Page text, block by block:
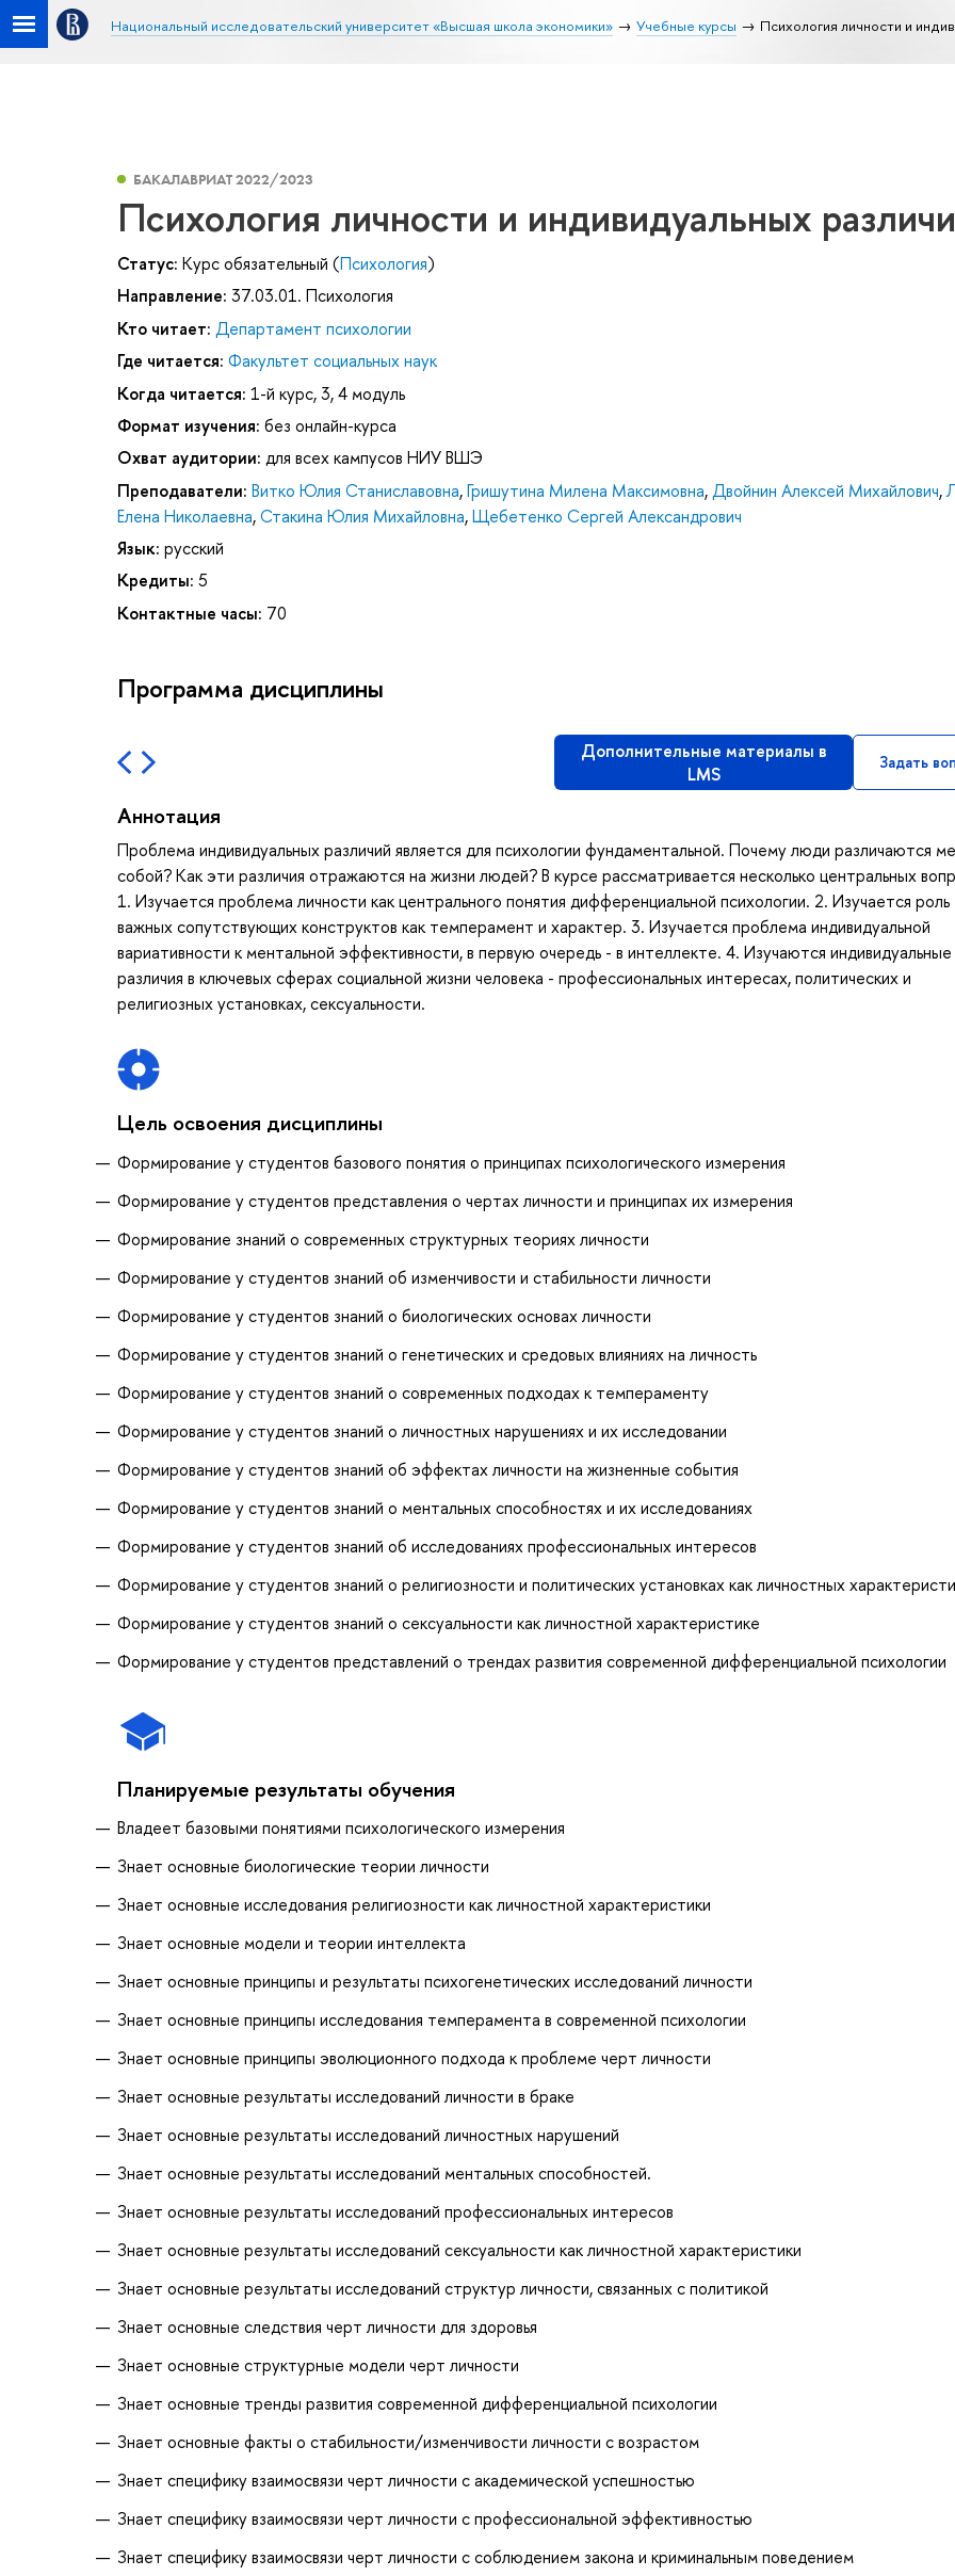
Национальный исследовательский университет «Высшая школа экономики» Учебные курсы Психология личности и
БАКАЛАВРИАТ 2022/2023
Психология личности и индивидуальных
Статус: Курс обязательный (Психология)
Направление: 37.03.01. Психология
Кто читает: Департамент психологии
Где читается: Факультет социальных наук
Когда читается: 1-й курс, 3, 4 модуль
Формат изучения: без онлайн-курса
Охват аудитории: для всех кампусов НИУ ВШЭ
Преподаватели: Витко Юлия Станиславовна,Гришутина Милена Максимовна,Двойнин Алексей Михайлович,
Елена Николаевна,Стакина Юлия Михайловна,Щебетенко Сергей Александрович
Язык: русский
Кредиты: 5
Контактные часы: 70
Программа дисциплины
Дополнительные материалы в
LMS
Задать
Аннотация
Проблема индивидуальных различий является для психологии фундаментальной. Почему люди различаются
собой? Как эти различия отражаются на жизни людей? В курсе рассматривается несколько центральных
1. Изучается проблема личности как центрального понятия дифференциальной психологии. 2. Изучается роль
важных сопутствующих конструктов как темперамент и характер. 3. Изучается проблема индивидуальной
вариативности к ментальной эффективности, в первую очередь - в интеллекте. 4. Изучаются индивидуальные
различия в ключевых сферах социальной жизни человека - профессиональных интересах, политических и
религиозных установках, сексуальности.
Цель освоения дисциплины
Формирование у студентов базового понятия о принципах психологического измерения
Формирование у студентов представления о чертах личности и принципах их измерения
Формирование знаний о современных структурных теориях личности
Формирование у студентов знаний об изменчивости и стабильности личности
Формирование у студентов знаний о биологических основах личности
Формирование у студентов знаний о генетических и средовых влияниях на личность
Формирование у студентов знаний о современных подходах к темпераменту
Формирование у студентов знаний о личностных нарушениях и их исследовании
Формирование у студентов знаний об эффектах личности на жизненные события
Формирование у студентов знаний о ментальных способностях и их исследованиях
Формирование у студентов знаний об исследованиях профессиональных интересов
Формирование у студентов знаний о религиозности и политических установках как личностных
Формирование у студентов знаний о сексуальности как личностной характеристике
Формирование у студентов представлений о трендах развития современной дифференциальной психологии
Планируемые результаты обучения
Владеет базовыми понятиями психологического измерения
Знает основные биологические теории личности
Знает основные исследования религиозности как личностной характеристики
Знает основные модели и теории интеллекта
Знает основные принципы и результаты психогенетических исследований личности
Знает основные принципы исследования темперамента в современной психологии
Знает основные принципы эволюционного подхода к проблеме черт личности
Знает основные результаты исследований личности в браке
Знает основные результаты исследований личностных нарушений
Знает основные результаты исследований ментальных способностей.
Знает основные результаты исследований профессиональных интересов
Знает основные результаты исследований сексуальности как личностной характеристики
Знает основные результаты исследований структур личности, связанных с политикой
Знает основные следствия черт личности для здоровья
Знает основные структурные модели черт личности
Знает основные тренды развития современной дифференциальной психологии
Знает основные факты о стабильности/изменчивости личности с возрастом
Знает специфику взаимосвязи черт личности с академической успешностью
Знает специфику взаимосвязи черт личности с профессиональной эффективностью
Знает специфику взаимосвязи черт личности с соблюдением закона и криминальным поведением